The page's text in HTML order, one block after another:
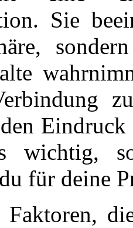
Sie
wichtig,
für deine